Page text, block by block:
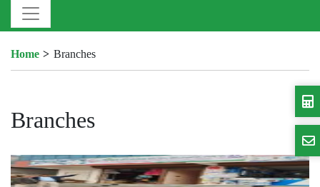
Home Branches
Branches